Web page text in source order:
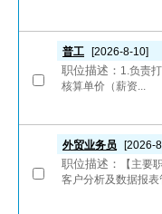
普工 [2026-8-10]
职位描述： 1.负责
核算单价（薪资...
外贸业务员 [2026-
职位描述：
【主要
客户分析及数据报